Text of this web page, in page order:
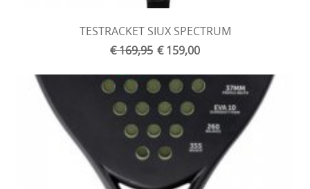
TESTRACKET SIUX SPECTRUM
€ 169,95 € 159,00